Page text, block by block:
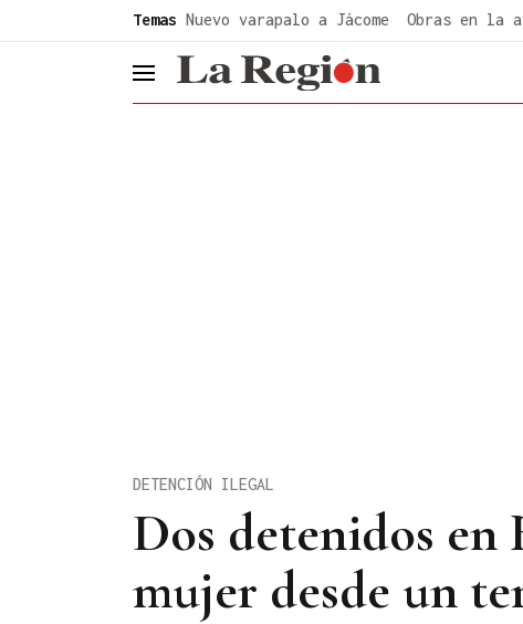
Temas Nuevo varapalo a Jácome Obras en la
header.menu.open
Dos detenidos en
mujer desde un
DETENCIÓN ILEGAL